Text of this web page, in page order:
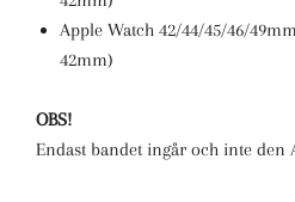
Apple Watch 42/44/45/46/
42mm)
OBS!
Endast bandet ingår och inte den